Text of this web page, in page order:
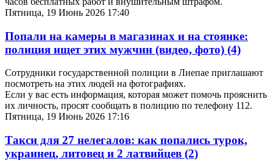
Пятница, 19 Июнь 2026 17:40
Попали на камеры в магазинах и на стоянке:
полиция ищет этих мужчин (видео, фото) (4)
Сотрудники государственной полиции в Лиепае приглашают
посмотреть на этих людей на фотографиях.
Если у вас есть информация, которая может помочь прояснить
их личность, просят сообщать в полицию по телефону 112.
Пятница, 19 Июнь 2026 17:16
Такси для 27 нелегалов: как попались турок,
украинец, литовец и 2 латвийцев (2)